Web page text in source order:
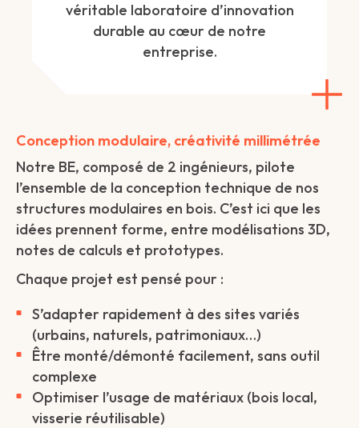
véritable laboratoire d’innovation
durable au cœur de notre
entreprise.
Conception modulaire, créativité millimétrée
Notre BE, composé de 2 ingénieurs, pilote
l’ensemble de la conception technique de nos
structures modulaires en bois. C’est ici que les
idées prennent forme, entre modélisations 3D,
notes de calculs et prototypes.
Chaque projet est pensé pour :
S’adapter rapidement à des sites variés
(urbains, naturels, patrimoniaux…)
Être monté/démonté facilement, sans outil
complexe
Optimiser l’usage de matériaux (bois local,
visserie réutilisable)